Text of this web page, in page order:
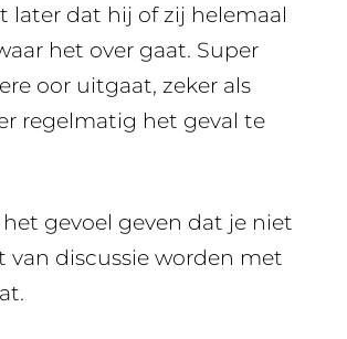
later dat hij of zij helemaal
het over gaat. Super
oor uitgaat, zeker als
regelmatig het geval te
gevoel geven dat je niet
van discussie worden met